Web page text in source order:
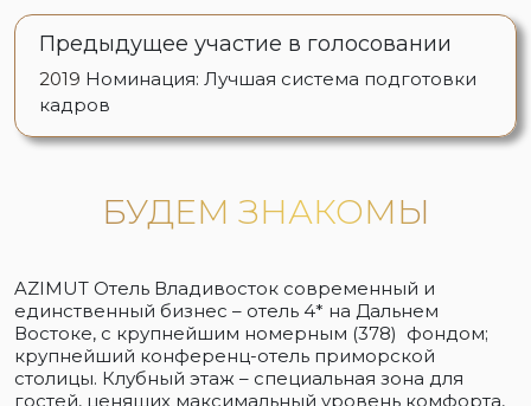
Предыдущее участие в голосовании
2019 Номинация: Лучшая система подготовки
кадров
БУДЕМ ЗНАКОМЫ
AZIMUT Отель Владивосток современный и
единственный бизнес – отель 4* на Дальнем
Востоке, с крупнейшим номерным (378) фондом;
крупнейший конференц-отель приморской
столицы. Клубный этаж – специальная зона для
гостей, ценящих максимальный уровень комфорта,